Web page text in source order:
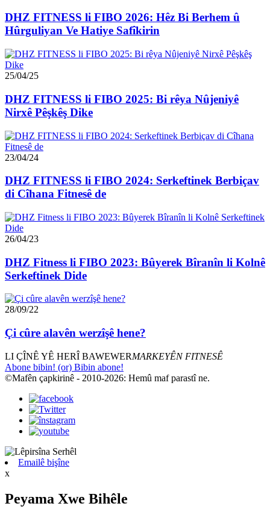
DHZ FITNESS li FIBO 2026: Hêz Bi Berhem û
Hûrguliyan Ve Hatiye Safîkirin
25/04/25
DHZ FITNESS li FIBO 2025: Bi rêya Nûjeniyê
Nirxê Pêşkêş Dike
23/04/24
DHZ FITNESS li FIBO 2024: Serkeftinek Berbiçav
di Cîhana Fitnesê de
26/04/23
DHZ Fitness li FIBO 2023: Bûyerek Bîranîn li Kolnê
Serkeftinek Dide
28/09/22
Çi cûre alavên werzîşê hene?
LI ÇÎNÊ YÊ HERÎ BAWEWERMARKEYÊN FITNESÊ
Abone bibin! (or) Bibin abone!
©Mafên çapkirinê - 2010-2026: Hemû maf parastî ne.
Emailê bişîne
x
Peyama Xwe Bihêle